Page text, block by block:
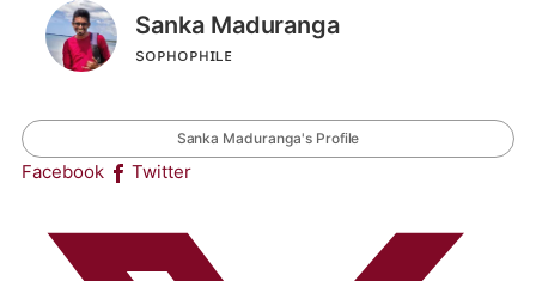
Sanka Maduranga
sᴏᴘʜᴏᴘʜɪʟᴇ
Sanka Maduranga's Profile
Facebook Twitter